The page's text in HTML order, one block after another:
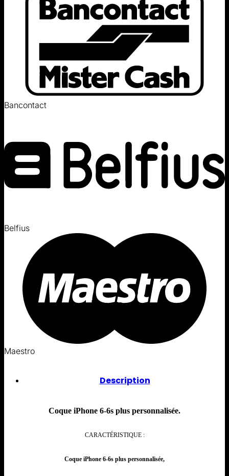
Bancontact
Belfius
Maestro
Description
Coque iPhone 6-6s plus personnalisée.
CARACTÉRISTIQUE :
Coque iPhone 6-6s plus personnalisée,